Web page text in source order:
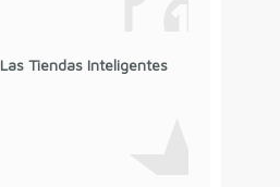
Las Tiendas Inteligentes